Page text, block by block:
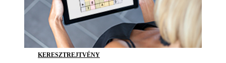
KERESZTREJTVÉNY